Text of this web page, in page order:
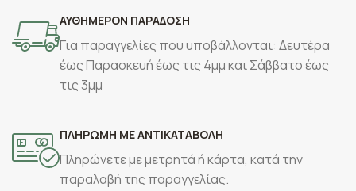
ΑΥΘΗΜΕΡΟΝ ΠΑΡΑΔΟΣΗ
Για παραγγελίες που υποβάλλονται: Δευτέρα
έως Παρασκευή έως τις 4μμ και Σάββατο έως
τις 3μμ
ΠΛΗΡΩΜΗ ΜΕ ΑΝΤΙΚΑΤΑΒΟΛΗ
Πληρώνετε με μετρητά ή κάρτα, κατά την
παραλαβή της παραγγελίας.